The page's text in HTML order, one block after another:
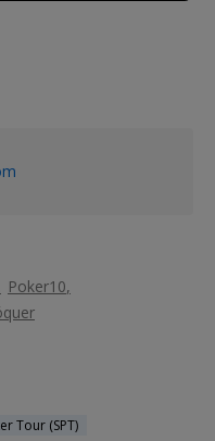
Poker10
Tour (SPT)